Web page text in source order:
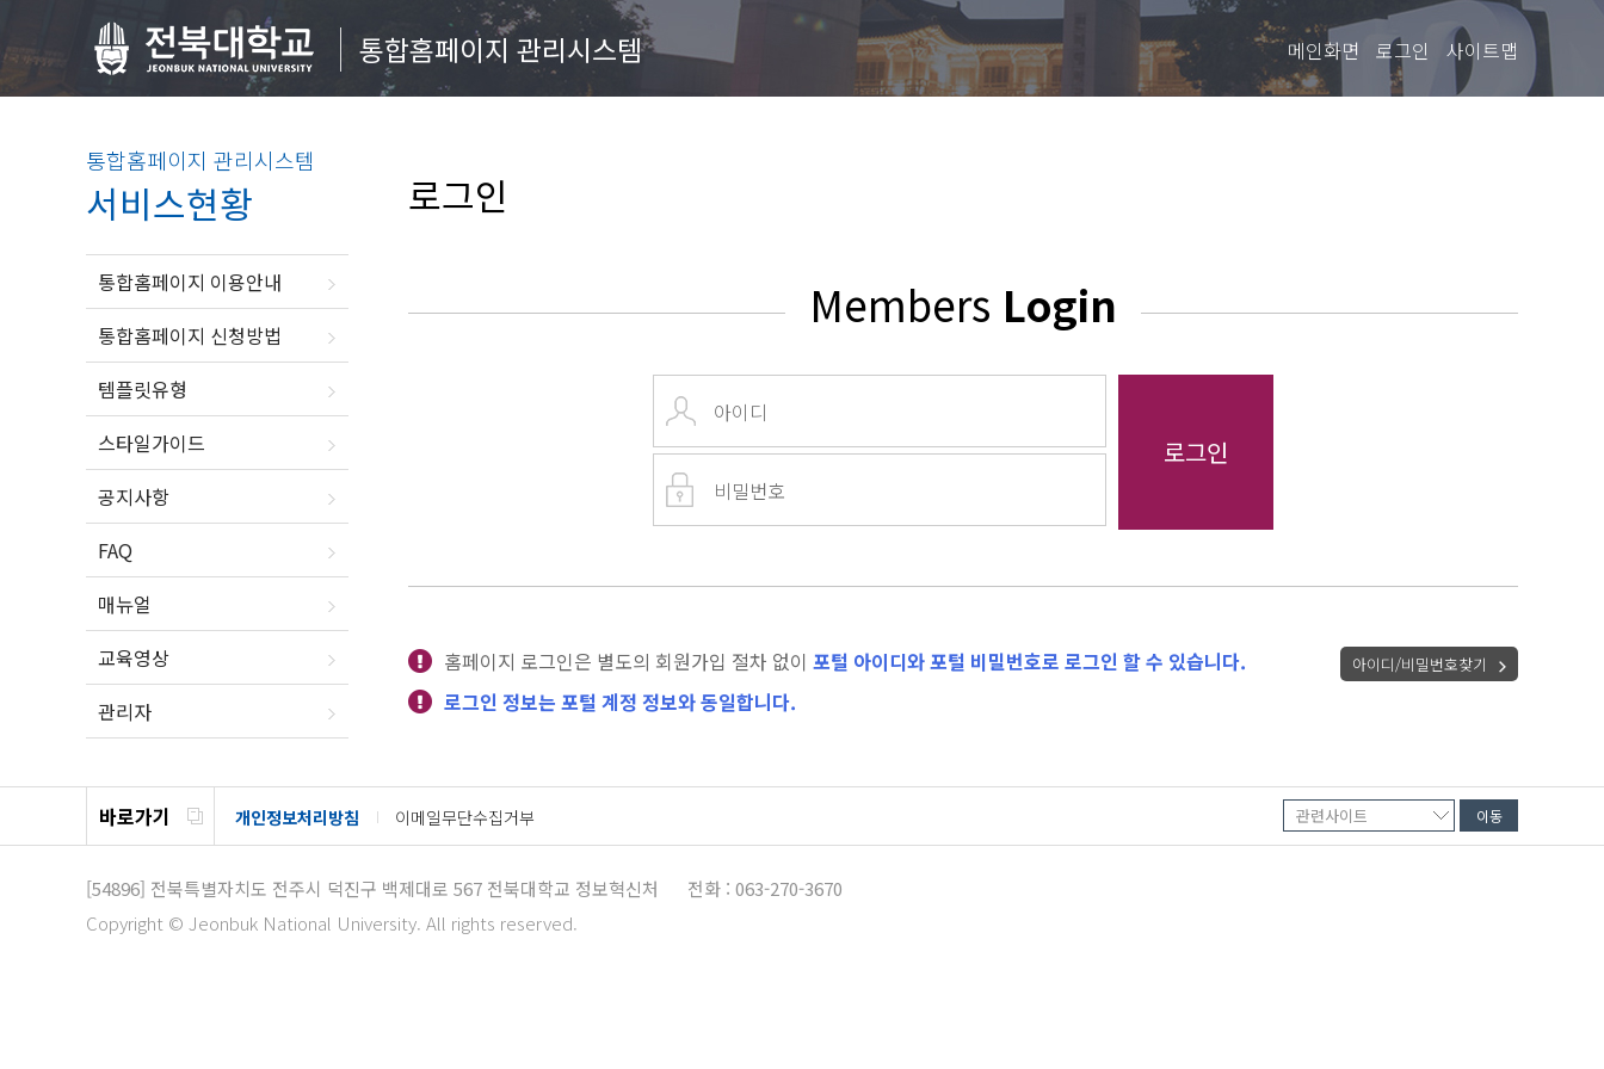
통합홈페이지 관리시스템 메인화면 로그인 사이트맵
통합홈페이지 관리시스템
서비스현황
통합홈페이지 이용안내
통합홈페이지 신청방법
템플릿유형
스타일가이드
공지사항
FAQ
매뉴얼
교육영상
관리자
로그인
Members Login
홈페이지 로그인은 별도의 회원가입 절차 없이 포털 아이디와 포털 비밀번호로 로그인 할 수 있습니다.
로그인 정보는 포털 계정 정보와 동일합니다.
아이디/비밀번호찾기
바로가기 개인정보처리방침 이메일무단수집거부
[54896] 전북특별자치도 전주시 덕진구 백제대로 567 전북대학교 정보혁신처
전화 : 063-270-3670
Copyright © Jeonbuk National University. All rights reserved.